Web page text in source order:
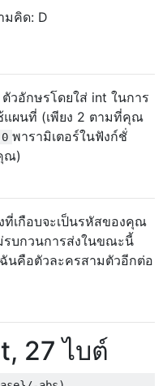
มคิด: D
วอักษรโดยใส่ int ในการ
แผนที่ (เพียง 2 ตามที่คุณ
พารามิเตอร์ในฟังก์ชั่
ณ)
ที่เกือบจะเป็นรหัสของคุณ
รบกวนการส่งในขณะนี้
นคือตัวละครสามตัวอีกต่อ
27 ไบต์